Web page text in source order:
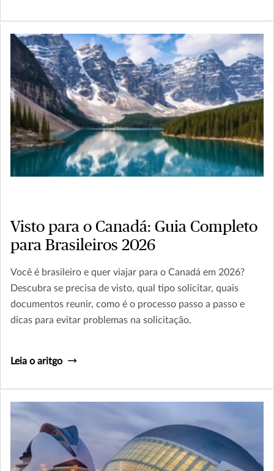
Visto para o Canadá: Guia Completo
para Brasileiros 2026
Você é brasileiro e quer viajar para o Canadá em 2026?
Descubra se precisa de visto, qual tipo solicitar, quais
documentos reunir, como é o processo passo a passo e
dicas para evitar problemas na solicitação.
Leia o aritgo